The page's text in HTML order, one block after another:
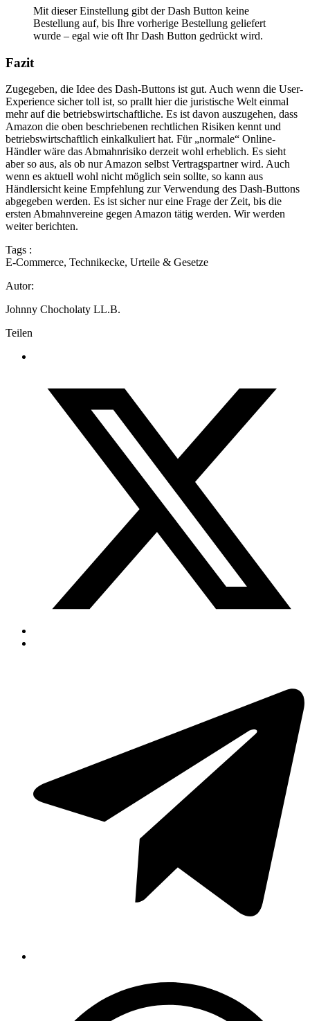
Mit dieser Einstellung gibt der Dash Button keine
Bestellung auf, bis Ihre vorherige Bestellung geliefert
wurde – egal wie oft Ihr Dash Button gedrückt wird.
Fazit
Zugegeben, die Idee des Dash-Buttons ist gut. Auch wenn die User-
Experience sicher toll ist, so prallt hier die juristische Welt einmal
mehr auf die betriebswirtschaftliche. Es ist davon auszugehen, dass
Amazon die oben beschriebenen rechtlichen Risiken kennt und
betriebswirtschaftlich einkalkuliert hat. Für „normale“ Online-
Händler wäre das Abmahnrisiko derzeit wohl erheblich. Es sieht
aber so aus, als ob nur Amazon selbst Vertragspartner wird. Auch
wenn es aktuell wohl nicht möglich sein sollte, so kann aus
Händlersicht keine Empfehlung zur Verwendung des Dash-Buttons
abgegeben werden. Es ist sicher nur eine Frage der Zeit, bis die
ersten Abmahnvereine gegen Amazon tätig werden. Wir werden
weiter berichten.
Tags :
E-Commerce, Technikecke, Urteile & Gesetze
Autor:
Johnny Chocholaty LL.B.
Teilen